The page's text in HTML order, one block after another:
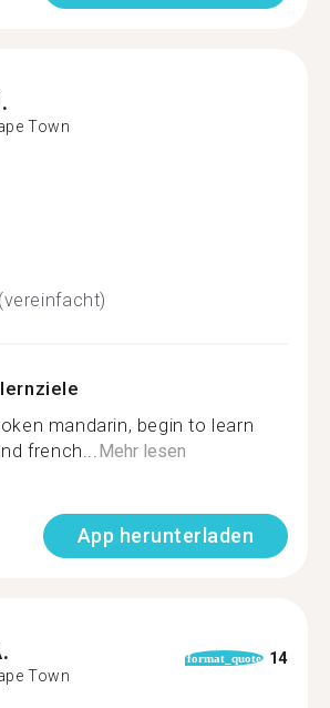
Town
mandarin, begin to learn
french...Mehr lesen
App herunterladen
Town
format_quote 14